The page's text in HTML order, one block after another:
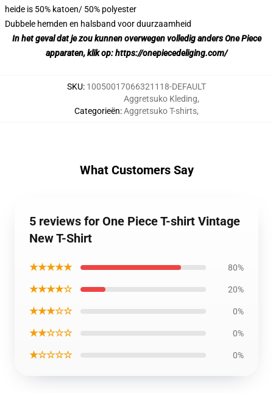
heide is 50% katoen/ 50% polyester
Dubbele hemden en halsband voor duurzaamheid
In het geval dat je zou kunnen overwegen volledig anders One Piece
apparaten, klik op:https://onepiecedeliging.com/
SKU: 10050017066321118-DEFAULT
Categorieën:
Aggretsuko Kleding,
Aggretsuko T-shirts,
What Customers Say
5 reviews for One Piece T-shirt Vintage
New T-Shirt
★★★★★ 80%
★★★★☆ 20%
★★★☆☆ 0%
★★☆☆☆ 0%
★☆☆☆☆ 0%